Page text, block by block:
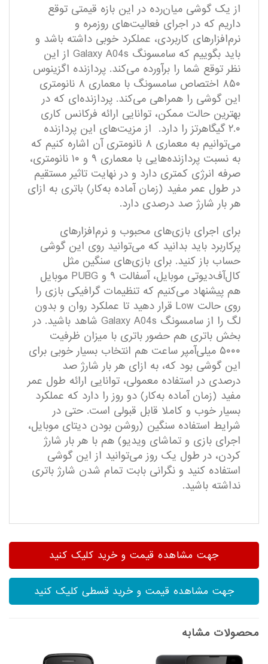
از یک گوشی میان‌رده در این بازه قیمتی توقع
داریم که در اجرای فعالیت‌های روزمره و
نرم‌افزار‌های کاربردی، عملکرد خوبی داشته باشد و
باید بگوییم که سامسونگ Galaxy A04s از این
نظر توقع شما را بر‌آورده می‌کند. پردازنده اگزینوس
۸۵۰ اختصاص سامسونگ با معماری ۸ نانومتری
این گوشی را همراهی می‌کند. پردازنده‌ای که در
بهترین حالت ممکن، توانایی ارائه فرکانس کاری
۲.۰ گیگاهرتز را دارد. از مزیت‌های این پردازنده
می‌توانیم به معماری ۸ نانومتری آن اشاره کنیم که
به نسبت پردازنده‌هایی با معماری ۹ و ۱۰ نانومتری،
صرفه انرژی کمتری دارد و در نهایت تاثیر مستقیم
در طول عمر مفید (زمان آماده به‌کار) باتری به ازای
هر بار شارژ صد درصدی دارد.
برای اجرای بازی‌های محبوب و نرم‌افزار‌های
پرکاربرد باید بدانید که می‌توانید روی این گوشی
حساب باز کنید. برای بازی‌های سنگین مثل
کال‌آف‌دیوتی موبایل، آسفالت ۹ و PUBG موبایل
هم پیشنهاد می‌کنیم که تنظیمات گرافیکی بازی را
روی حالت Low قرار دهید تا عملکرد روان و بدون
لگ را از سامسونگ Galaxy A04s شاهد باشید. در
بخش باتری هم حضور باتری با میزان ظرفیت
۵۰۰۰ میلی‌آمپر ساعت هم انتخاب بسیار خوبی برای
این گوشی بود که، به ازای هر بار شارژ صد
درصدی در استفاده معمولی، توانایی ارائه طول عمر
مفید (زمان آماده به‌کار) دو روز را دارد که عملکرد
بسیار خوب و کاملا قابل قبولی است. حتی در
شرایط استفاده سنگین (روشن بودن دیتای موبایل،
اجرای بازی و تماشای ویدیو) هم با هر بار شارژ
کردن، در طول یک روز می‌توانید از این گوشی
استفاده کنید و نگرانی بابت تمام شدن شارژ باتری
نداشته باشید.
جهت مشاهده قیمت و خرید کلیک کنید
جهت مشاهده قیمت و خرید قسطی کلیک کنید
محصولات مشابه